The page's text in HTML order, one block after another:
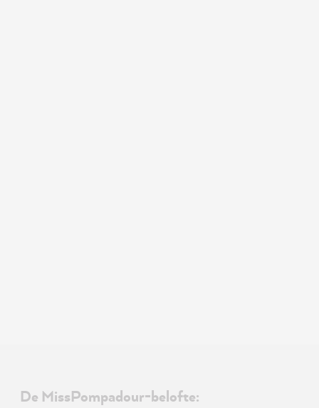
De MissPompadour-belofte: